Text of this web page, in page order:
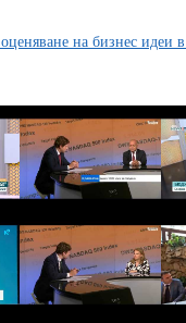
на бизнес идеи